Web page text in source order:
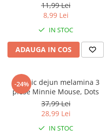
Pantofi fete
Pantofi sport fete
Sandale fete
11,99 Lei
8,99 Lei
IN STOC
ADAUGA IN COS
-24%
Set mic dejun melamina 3
piese Minnie Mouse, Dots
37,99 Lei
28,99 Lei
IN STOC